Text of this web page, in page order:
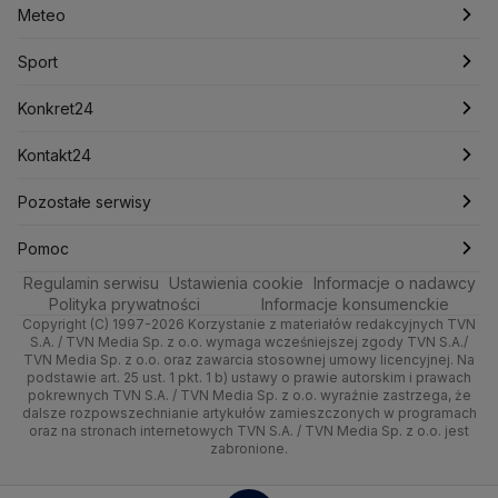
Lotnisko Chopina
Mariusz Błaszczak
Mark Zuckerberg
Ministerstwo Aktywów Państwowych
Ministerstwo Infrastruktury
Ministerstwo Rolnictwa
Ministerstwo Rozwoju i Technologii
Ministerstwo Sportu i Turystyki
Ministerstwo Cyfryzacji
Ministerstwo Edukacji Narodowej
Ministerstwo Finansów
Ministerstwo Klimatu i Środowiska
Ministerstwo Nauki i Szkolnictwa Wyższego
Meteo
Sport
Zdrowie
Technologia
Quizy
Tematy
Artykuły
Newslettery
Fakty o Świecie
Ludzie Faktów
Łódź
Katowice
Kraków
Poznań
Trójmiasto
Kielce
Kujawsko-pomorskie
Lublin
Lubuskie
Najnowsze
Notowania
Pieniądze
Nieruchomości
Rynki
Dla firm
Handel
Ze świata
Tech
Moto
Meteo
Pogoda godzinowa
Pogoda długoterminowa
Pogoda na jutro
Pogoda na weekend
Najnowsze
Polska
Prognoza
Świat
Nauka
Sport
Piłka Nożna
Tenis
Kolarstwo
Skoki Narciarskie
Sporty zimowe
Lekkoatletyka
Siatkówka
F1
Konkret24
Najnowsze
Polska
Świat
Polityka
Zdrowie
Tech
Nauka
Kontakt24
Najnowsze
Gorące Tematy
Wyślij zgłoszenie
Pozostałe serwisy
TVN
Dzień Dobry TVN
Uwaga TVN
HGTV
TVN Turbo
Pomoc
Centrum pomocy
Test zgodności
Oglądaj na TV
Zrealizuj voucher
Regulamin serwisu Ustawienia cookie
Informacje o nadawcy
Polityka prywatności
Informacje konsumenckie
Copyright (C) 1997-2026 Korzystanie z materiałów redakcyjnych TVN
S.A. / TVN Media Sp. z o.o. wymaga wcześniejszej zgody TVN S.A./
TVN Media Sp. z o.o. oraz zawarcia stosownej umowy licencyjnej. Na
podstawie art. 25 ust. 1 pkt. 1 b) ustawy o prawie autorskim i prawach
pokrewnych TVN S.A. / TVN Media Sp. z o.o. wyraźnie zastrzega, że
dalsze rozpowszechnianie artykułów zamieszczonych w programach
oraz na stronach internetowych TVN S.A. / TVN Media Sp. z o.o. jest
zabronione.